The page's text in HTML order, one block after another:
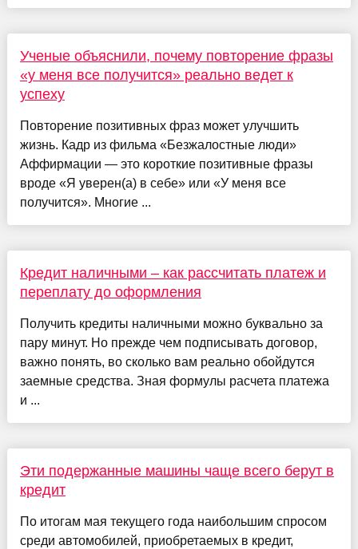
Ученые объяснили, почему повторение фразы
«у меня все получится» реально ведет к
успеху
Повторение позитивных фраз может улучшить
жизнь. Кадр из фильма «Безжалостные люди»
Аффирмации — это короткие позитивные фразы
вроде «Я уверен(а) в себе» или «У меня все
получится». Многие ...
Кредит наличными – как рассчитать платеж и
переплату до оформления
Получить кредиты наличными можно буквально за
пару минут. Но прежде чем подписывать договор,
важно понять, во сколько вам реально обойдутся
заемные средства. Зная формулы расчета платежа
и ...
Эти подержанные машины чаще всего берут в
кредит
По итогам мая текущего года наибольшим спросом
среди автомобилей, приобретаемых в кредит,